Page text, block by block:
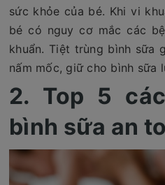
sức khỏe của bé. Khi vi
bé có nguy cơ mắc các
khuẩn. Tiệt trùng bình sữa
nấm mốc, giữ cho bình sữa
2. Top 5
bình sữa an